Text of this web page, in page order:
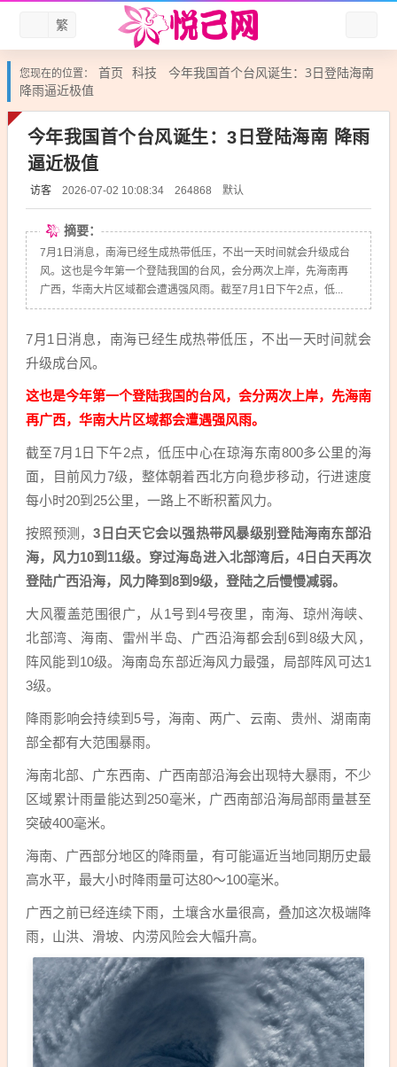
繁
您现在的位置： 首页 科技
今年我国首个台风诞生：3日登陆海南
降雨逼近极值
今年我国首个台风诞生：3日登陆海南 降雨
逼近极值
访客 2026-07-02 10:08:34 264868 默认
摘要：
7月1日消息，南海已经生成热带低压，不出一天时间就会升级成台
风。这也是今年第一个登陆我国的台风，会分两次上岸，先海南再
广西，华南大片区域都会遭遇强风雨。截至7月1日下午2点，低...
7月1日消息，南海已经生成热带低压，不出一天时间就会
升级成台风。
这也是今年第一个登陆我国的台风，会分两次上岸，先海南
再广西，华南大片区域都会遭遇强风雨。
截至7月1日下午2点，低压中心在琼海东南800多公里的海
面，目前风力7级，整体朝着西北方向稳步移动，行进速度
每小时20到25公里，一路上不断积蓄风力。
按照预测，3日白天它会以强热带风暴级别登陆海南东部沿
海，风力10到11级。穿过海岛进入北部湾后，4日白天再次
登陆广西沿海，风力降到8到9级，登陆之后慢慢减弱。
大风覆盖范围很广，从1号到4号夜里，南海、琼州海峡、
北部湾、海南、雷州半岛、广西沿海都会刮6到8级大风，
阵风能到10级。海南岛东部近海风力最强，局部阵风可达1
3级。
降雨影响会持续到5号，海南、两广、云南、贵州、湖南南
部全都有大范围暴雨。
海南北部、广东西南、广西南部沿海会出现特大暴雨，不少
区域累计雨量能达到250毫米，广西南部沿海局部雨量甚至
突破400毫米。
海南、广西部分地区的降雨量，有可能逼近当地同期历史最
高水平，最大小时降雨量可达80～100毫米。
广西之前已经连续下雨，土壤含水量很高，叠加这次极端降
雨，山洪、滑坡、内涝风险会大幅升高。